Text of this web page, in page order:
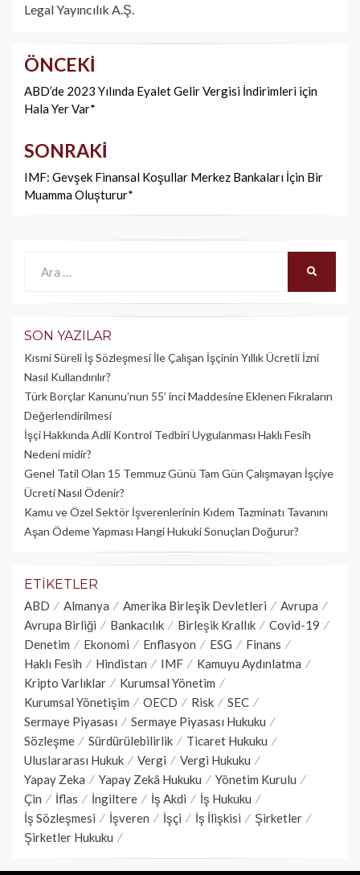
Legal Yayıncılık A.Ş.
Yazı
dolaşımı
ÖNCEKI
ABD’de 2023 Yılında Eyalet Gelir Vergisi İndirimleri için
Hala Yer Var*
SONRAKI
IMF: Gevşek Finansal Koşullar Merkez Bankaları İçin Bir
Muamma Oluşturur*
SON YAZILAR
Kısmi Süreli İş Sözleşmesi İle Çalışan İşçinin Yıllık Üc­retli İzni
Nasıl Kullandırılır?
Türk Borçlar Kanunu’nun 55’ inci Maddesine Eklenen Fıkraların
Değerlendirilmesi
İşçi Hakkında Adli Kontrol Tedbiri Uygulanması Haklı Fesih
Nedeni midir?
Genel Tatil Olan 15 Temmuz Günü Tam Gün Çalışmayan İşçiye
Ücreti Nasıl Ödenir?
Kamu ve Özel Sektör İşverenlerinin Kıdem Tazminatı Tavanını
Aşan Ödeme Yapması Hangi Hukuki Sonuçları Doğurur?
ETIKETLER
ABD Almanya Amerika Birleşik Devletleri
Avrupa
Avrupa Birliği
Bankacılık Birleşik Krallık
Covid-19
Denetim
Ekonomi Enflasyon ESG
Finans
Haklı Fesih
Hindistan IMF
Kamuyu Aydınlatma
Kripto Varlıklar
Kurumsal Yönetim
Kurumsal Yönetişim
OECD Risk
SEC
Sermaye Piyasası
Sermaye Piyasası Hukuku
Sözleşme
Sürdürülebilirlik
Ticaret Hukuku
Uluslararası Hukuk
Vergi
Vergi Hukuku
Yapay Zeka
Yapay Zekâ Hukuku
Yönetim Kurulu
Çin
İflas İngiltere İş Akdi
İş Hukuku
İş Sözleşmesi
İşveren İşçi İş İlişkisi
Şirketler
Şirketler Hukuku